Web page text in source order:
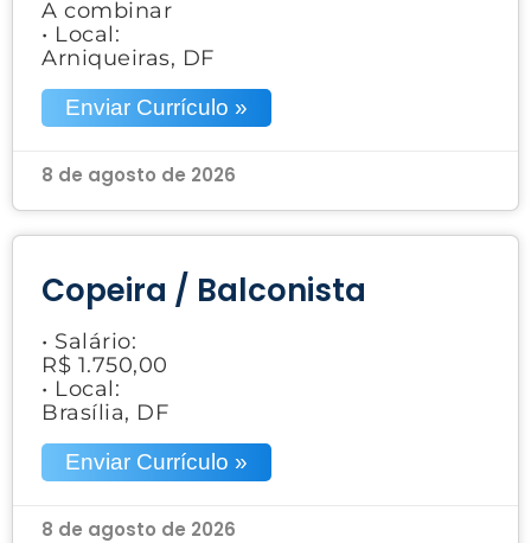
A combinar
• Local:
Arniqueiras, DF
Enviar Currículo »
8 de agosto de 2026
Copeira / Balconista
• Salário:
R$ 1.750,00
• Local:
Brasília, DF
Enviar Currículo »
8 de agosto de 2026